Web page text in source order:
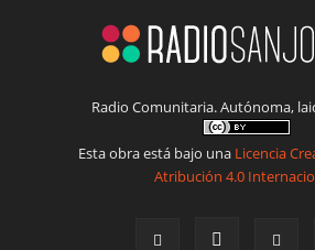
Radio Comunitaria. Autónoma,
Esta obra está bajo una Licencia
Atribución 4.0